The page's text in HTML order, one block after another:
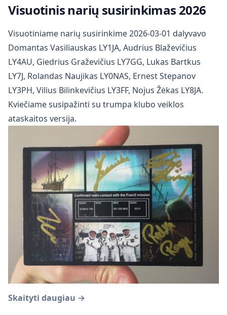
Visuotinis narių susirinkimas 2026
Visuotiniame narių susirinkime 2026-03-01 dalyvavo
Domantas Vasiliauskas LY1JA, Audrius Blaževičius
LY4AU, Giedrius Graževičius LY7GG, Lukas Bartkus
LY7J, Rolandas Naujikas LY0NAS, Ernest Stepanov
LY3PH, Vilius Bilinkevičius LY3FF, Nojus Žėkas LY8JA.
Kviečiame susipažinti su trumpa klubo veiklos
ataskaitos versija.
Skaityti daugiau →